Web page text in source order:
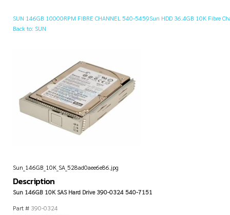
SUN 146GB 10000RPM FIBRE CHANNEL 540-5459Sun HDD 36.4GB 10K Fibre
Back to: SUN
Sun_146GB_10K_SA_528ad0aee6e86.jpg
Description
Sun 146GB 10K SAS Hard Drive 390-0324 540-7151
Part # 390-0324